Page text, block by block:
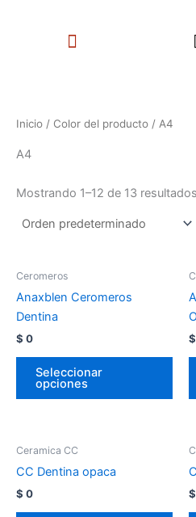
Menu
Inicio / Color del producto / A4
A4
Mostrando 1–12 de 13 resultados
Ceromeros
Anaxblen Ceromeros
Dentina
$ 0
Seleccionar
opciones
$
Ceramica CC
CC Dentina opaca
$ 0 $